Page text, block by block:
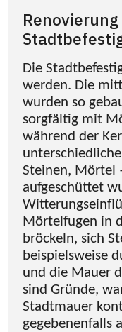
Die
werden. Die
wurden so
sorgfältig mit
während der
Steinen, Mörtel
aufgeschüttet
Mörtelfugen in
bröckeln, sich
beispielsweise
und die Mauer
sind Gründe,
Stadtmauer
gegebenenfalls